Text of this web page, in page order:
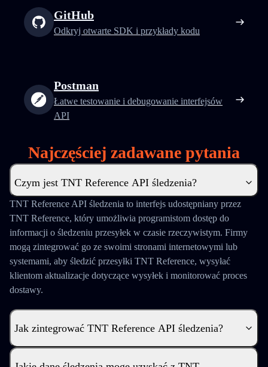
GitHub
Odkryj otwarte SDK i przykłady kodu
Postman
Łatwe testowanie i debugowanie interfejsów
API
Najczęściej zadawane pytania
Czym jest TNT Reference API śledzenia?
TNT Reference API śledzenia to interfejs udostępniany przez
TNT Reference, który umożliwia programistom dostęp do
informacji o śledzeniu przesyłek w czasie rzeczywistym. Firmy
mogą zintegrować go ze swoimi stronami internetowymi lub
systemami, aby śledzić przesyłki TNT Reference, wysyłać
klientom aktualizacje dotyczące wysyłek i monitorować proces
dostawy.
Jak zintegrować TNT Reference API śledzenia?